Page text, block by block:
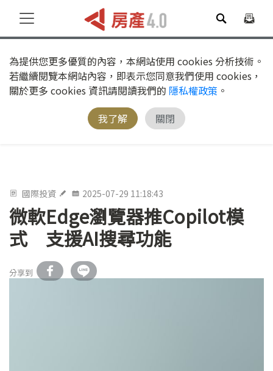
為提供您更多優質的內容，本網站使用 cookies 分析技術。
若繼續閱覽本網站內容，即表示您同意我們使用 cookies，
關於更多 cookies 資訊請閱讀我們的 隱私權政策 。
我了解
關閉
國際投資 2025-07-29 11:18:43
微軟Edge瀏覽器推Copilot模
式 支援AI搜尋功能
分享到